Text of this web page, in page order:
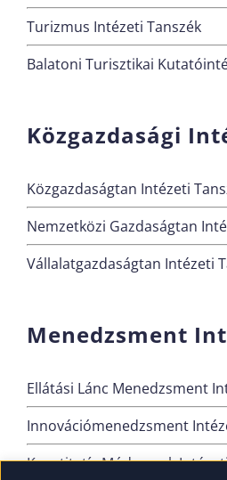
Turizmus Intézeti Tanszék
Balatoni Turisztikai
Közgazdasági
Közgazdaságtan Intézeti
Nemzetközi Gazdaságtan
Vállalatgazdaságtan Intézeti
Menedzsment
Ellátási Lánc Menedzsment
Innovációmenedzsment
Kvantitatív Módszerek